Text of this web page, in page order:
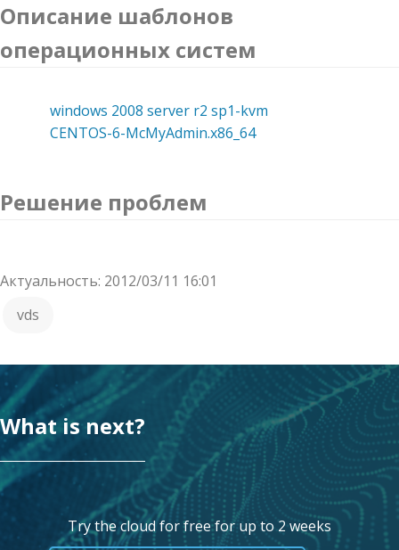
Описание шаблонов
операционных систем
windows 2008 server r2 sp1-kvm
CENTOS-6-McMyAdmin.x86_64
Решение проблем
Актуальность: 2012/03/11 16:01
vds
What is next?
Try the cloud for free for up to 2 weeks